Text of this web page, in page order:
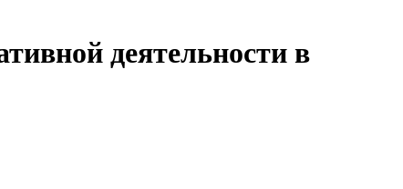
деятельности в